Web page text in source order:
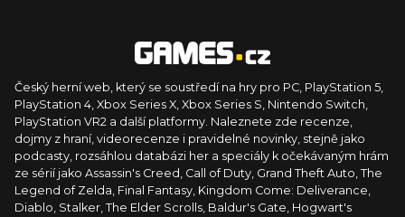
Český herní web, který se soustředí na hry pro PC, PlayStation 5,
PlayStation 4, Xbox Series X, Xbox Series S, Nintendo Switch,
PlayStation VR2 a další platformy. Naleznete zde recenze,
dojmy z hraní, videorecenze i pravidelné novinky, stejně jako
podcasty, rozsáhlou databázi her a speciály k očekávaným hrám
ze sérií jako Assassin's Creed, Call of Duty, Grand Theft Auto, The
Legend of Zelda, Final Fantasy, Kingdom Come: Deliverance,
Diablo, Stalker, The Elder Scrolls, Baldur's Gate, Hogwart's